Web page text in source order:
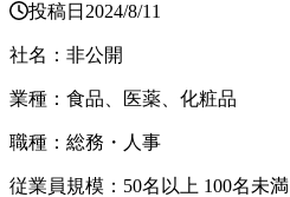
投稿日 2024/8/11
社名 ： 非公開
業種 ： 食品、医薬、化粧品
職種 ： 総務・人事
従業員規模 ： 50名以上 100名未満